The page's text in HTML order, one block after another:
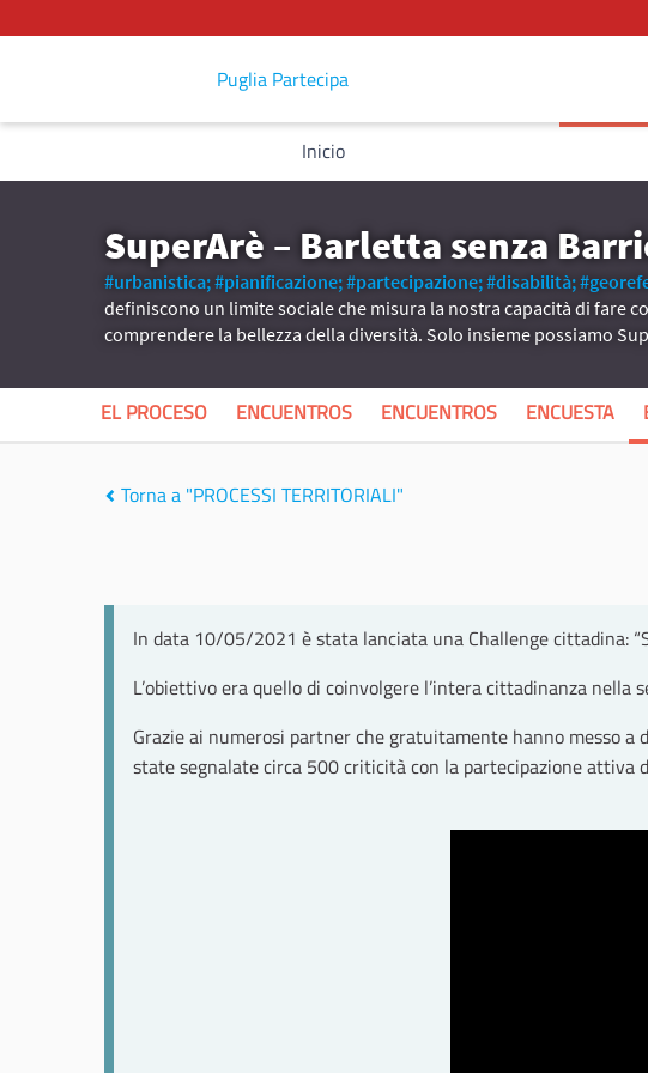
Puglia Partecipa
Inicio
SuperArè – Barletta senza
#urbanistica;#pianificazione;#partecipazione;#disabilità;
definiscono un limite sociale che misura la nostra capacità di fare
comprendere la bellezza della diversità. Solo insieme possiamo
EL PROCESO ENCUENTROS ENCUENTROS ENCUESTA
Torna a "PROCESSI TERRITORIALI"
In data 10/05/2021 è stata lanciata una Challenge cittadina:
L’obiettivo era quello di coinvolgere l’intera cittadinanza
Grazie ai numerosi partner che gratuitamente hanno messo
state segnalate circa 500 criticità con la partecipazione attiva